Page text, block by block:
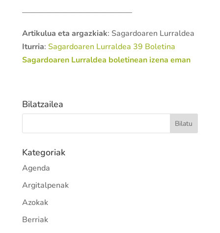
——————————————
Artikulua eta argazkiak: Sagardoaren Lurraldea
Iturria: Sagardoaren Lurraldea 39 Boletina
Sagardoaren Lurraldea boletinean izena eman
Bilatzailea
Kategoriak
Agenda
Argitalpenak
Azokak
Berriak